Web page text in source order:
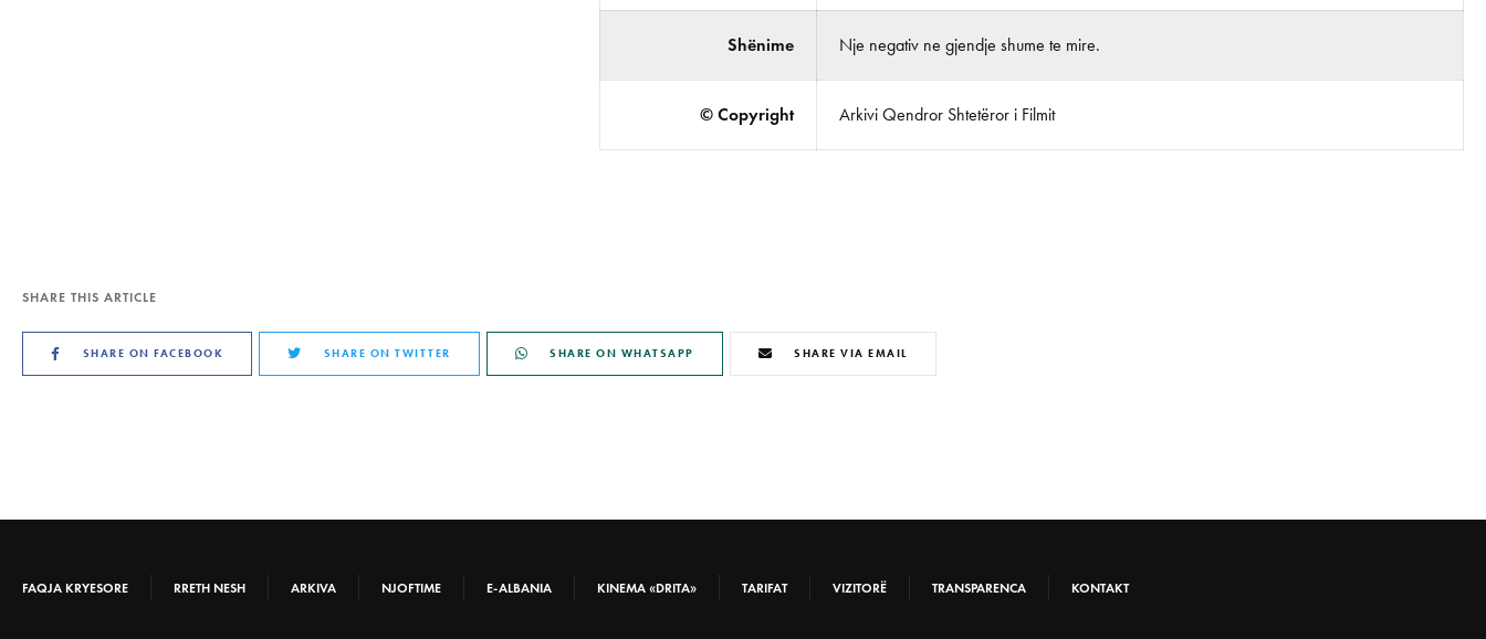
Shënime Nje negativ ne gjendje shume te mire.
© Copyright Arkivi Qendror Shtetëror i Filmit
SHARE THIS ARTICLE
SHARE ON FACEBOOK SHARE ON TWITTER SHARE ON WHATSAPP SHARE VIA EMAIL
FAQJA KRYESORE RRETH NESH ARKIVA NJOFTIME E-ALBANIA KINEMA «DRITA» TARIFAT VIZITORË TRANSPARENCA KONTAKT